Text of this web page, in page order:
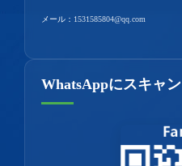
メール： 1531585804@qq.com
WhatsAppにスキャン